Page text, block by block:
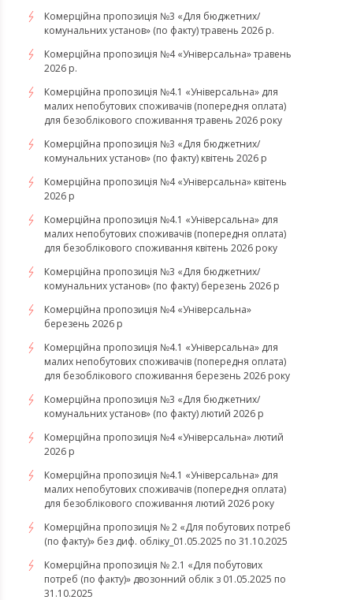
Комерційна пропозиція №3 «Для бюджетних/
комунальних установ» (по факту) травень 2026 р.
Комерційна пропозиція №4 «Універсальна» травень
2026 р.
Комерційна пропозиція №4.1 «Універсальна» для
малих непобутових споживачів (попередня оплата)
для безоблікового споживання травень 2026 року
Комерційна пропозиція №3 «Для бюджетних/
комунальних установ» (по факту) квітень 2026 р
Комерційна пропозиція №4 «Універсальна» квітень
2026 р
Комерційна пропозиція №4.1 «Універсальна» для
малих непобутових споживачів (попередня оплата)
для безоблікового споживання квітень 2026 року
Комерційна пропозиція №3 «Для бюджетних/
комунальних установ» (по факту) березень 2026 р
Комерційна пропозиція №4 «Універсальна»
березень 2026 р
Комерційна пропозиція №4.1 «Універсальна» для
малих непобутових споживачів (попередня оплата)
для безоблікового споживання березень 2026 року
Комерційна пропозиція №3 «Для бюджетних/
комунальних установ» (по факту) лютий 2026 р
Комерційна пропозиція №4 «Універсальна» лютий
2026 р
Комерційна пропозиція №4.1 «Універсальна» для
малих непобутових споживачів (попередня оплата)
для безоблікового споживання лютий 2026 року
Комерційна пропозиція № 2 «Для побутових потреб
(по факту)» без диф. обліку_01.05.2025 по 31.10.2025
Комерційна пропозиція № 2.1 «Для побутових
потреб (по факту)» двозонний облік з 01.05.2025 по
31.10.2025